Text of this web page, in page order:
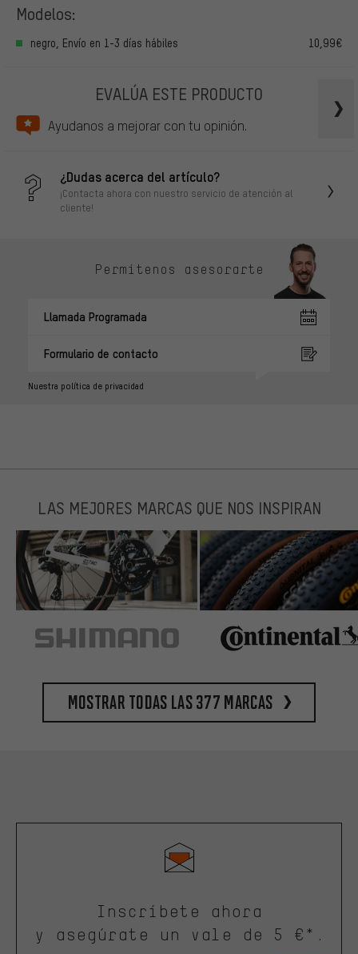
Modelos:
negro, Envío en 1-3 días hábiles 10,99€
EVALÚA ESTE PRODUCTO
Ayudanos a mejorar con tu opinión.
¿Dudas acerca del artículo?
¡Contacta ahora con nuestro servicio de atención al
cliente!
Permítenos asesorarte
Llamada Programada
Formulario de contacto
Nuestra política de privacidad
LAS MEJORES MARCAS QUE NOS INSPIRAN
Mostrar todas las 377 marcas
Inscríbete ahora
y asegúrate un vale de 5 €*.